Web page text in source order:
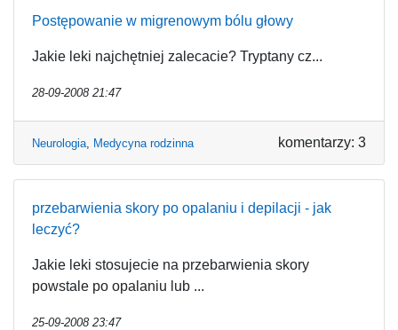
Postępowanie w migrenowym bólu głowy
Jakie leki najchętniej zalecacie? Tryptany cz...
28-09-2008 21:47
Neurologia, Medycyna rodzinna komentarzy: 3
przebarwienia skory po opalaniu i depilacji - jak
leczyć?
Jakie leki stosujecie na przebarwienia skory
powstale po opalaniu lub ...
25-09-2008 23:47